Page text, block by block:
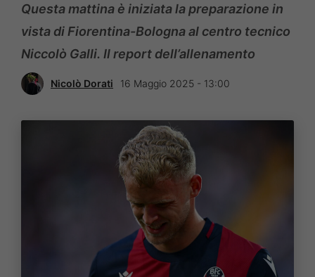
Questa mattina è iniziata la preparazione in
vista di Fiorentina-Bologna al centro tecnico
Niccolò Galli. Il report dell’allenamento
Nicolò Dorati 16 Maggio 2025 - 13:00